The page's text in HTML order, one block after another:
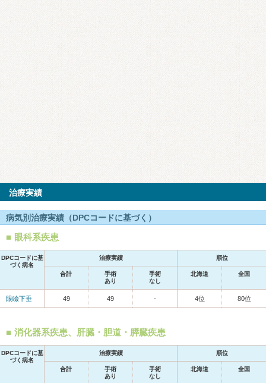
治療実績
病気別治療実績（DPCコードに基づく）
眼科系疾患
DPCコードに基
づく病名
治療実績 順位
合計
手術
あり
手術
なし
北海道 全国
眼瞼下垂 49 49 - 4位 80位
消化器系疾患、肝臓・胆道・膵臓疾患
DPCコードに基
づく病名
治療実績 順位
合計
手術
あり
手術
なし
北海道 全国